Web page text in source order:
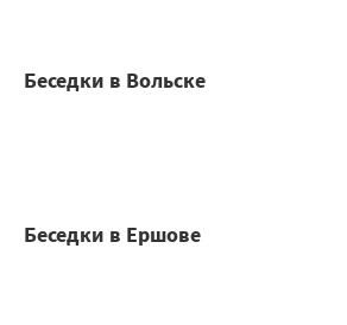
Беседки в Вольске
Беседки в Ершове